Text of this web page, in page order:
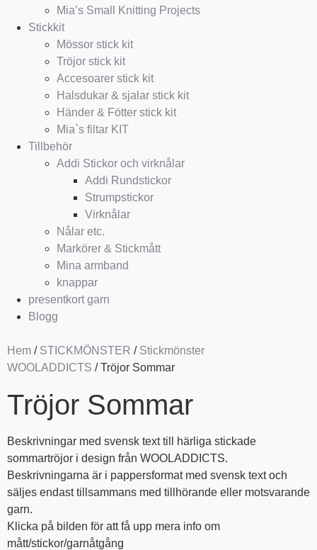
Mia’s Small Knitting Projects
Stickkit
Mössor stick kit
Tröjor stick kit
Accesoarer stick kit
Halsdukar & sjalar stick kit
Händer & Fötter stick kit
Mia`s filtar KIT
Tillbehör
Addi Stickor och virknålar
Addi Rundstickor
Strumpstickor
Virknålar
Nålar etc.
Markörer & Stickmått
Mina armband
knappar
presentkort garn
Blogg
Hem / STICKMÖNSTER / Stickmönster
WOOLADDICTS / Tröjor Sommar
Tröjor Sommar
Beskrivningar med svensk text till härliga stickade
sommartröjor i design från WOOLADDICTS.
Beskrivningarna är i pappersformat med svensk text och
säljes endast tillsammans med tillhörande eller motsvarande
garn.
Klicka på bilden för att få upp mera info om
mått/stickor/garnåtgång